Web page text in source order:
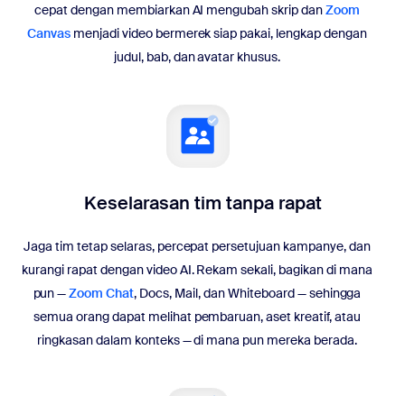
cepat dengan membiarkan AI mengubah skrip danZoom
Canvasmenjadi video bermerek siap pakai, lengkap dengan
judul, bab, dan avatar khusus.
Keselarasan tim tanpa rapat
Jaga tim tetap selaras, percepat persetujuan kampanye, dan
kurangi rapat dengan video AI. Rekam sekali, bagikan di mana
pun —Zoom Chat, Docs, Mail, dan Whiteboard — sehingga
semua orang dapat melihat pembaruan, aset kreatif, atau
ringkasan dalam konteks — di mana pun mereka berada.